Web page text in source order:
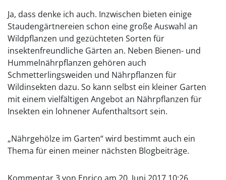
Ja, dass denke ich auch. Inzwischen bieten einige
Staudengärtnereien schon eine große Auswahl an
Wildpflanzen und gezüchteten Sorten für
insektenfreundliche Gärten an. Neben Bienen- und
Hummelnährpflanzen gehören auch
Schmetterlingsweiden und Nährpflanzen für
Wildinsekten dazu. So kann selbst ein kleiner Garten
mit einem vielfältigen Angebot an Nährpflanzen für
Insekten ein lohnener Aufenthaltsort sein.
„Nährgehölze im Garten“ wird bestimmt auch ein
Thema für einen meiner nächsten Blogbeiträge.